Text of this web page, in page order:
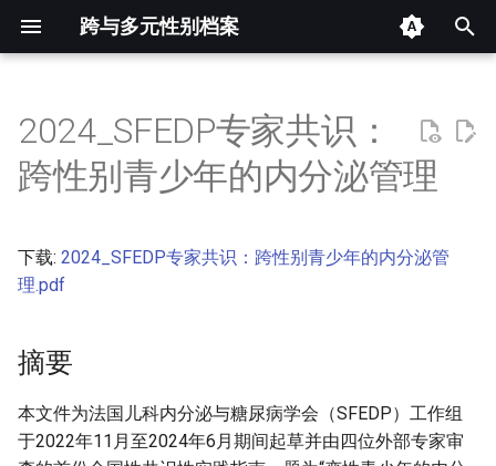
跨与多元性别档案
开
摘要
正文
2024_SFEDP专家共识：
跨性别青少年的内分泌管理
下载: 2024_SFEDP专家共识：跨性别青少年的内分泌管
理.pdf
摘要
本文件为法国儿科内分泌与糖尿病学会（SFEDP）工作组
于2022年11月至2024年6月期间起草并由四位外部专家审